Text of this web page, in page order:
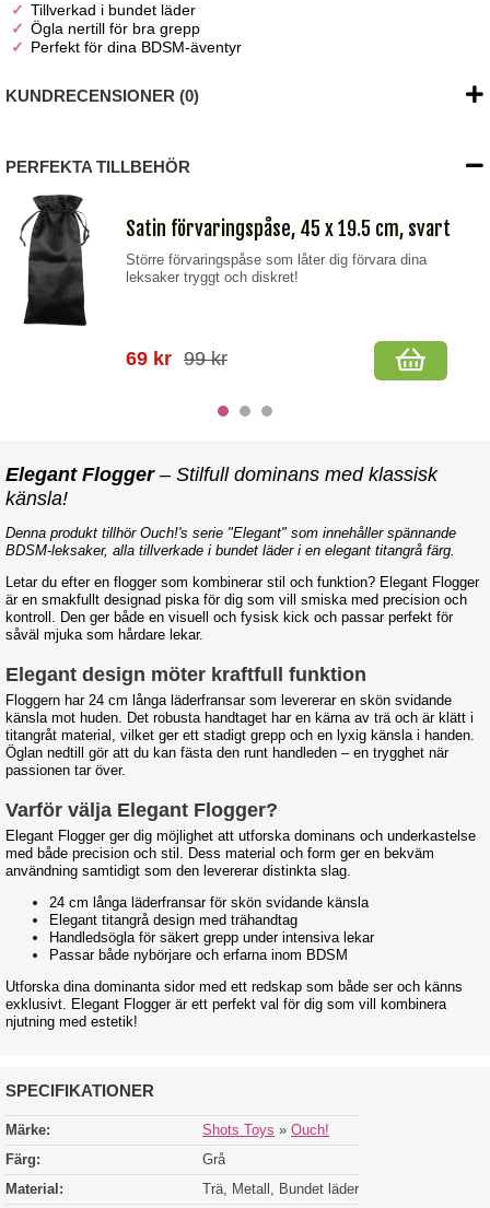
Tillverkad i bundet läder
Ögla nertill för bra grepp
Perfekt för dina BDSM-äventyr
KUNDRECENSIONER (0)
PERFEKTA TILLBEHÖR
Satin förvaringspåse, 45 x 19.5 cm, svart
Större förvaringspåse som låter dig förvara dina
leksaker tryggt och diskret!
69 kr 99 kr
Elegant Flogger– Stilfull dominans med klassisk
känsla!
Denna produkt tillhör Ouch!'s serie "Elegant" som innehåller spännande
BDSM-leksaker, alla tillverkade i bundet läder i en elegant titangrå färg.
Letar du efter en flogger som kombinerar stil och funktion? Elegant Flogger
är en smakfullt designad piska för dig som vill smiska med precision och
kontroll. Den ger både en visuell och fysisk kick och passar perfekt för
såväl mjuka som hårdare lekar.
Elegant design möter kraftfull funktion
Floggern har 24 cm långa läderfransar som levererar en skön svidande
känsla mot huden. Det robusta handtaget har en kärna av trä och är klätt i
titangråt material, vilket ger ett stadigt grepp och en lyxig känsla i handen.
Öglan nedtill gör att du kan fästa den runt handleden – en trygghet när
passionen tar över.
Varför välja Elegant Flogger?
Elegant Flogger ger dig möjlighet att utforska dominans och underkastelse
med både precision och stil. Dess material och form ger en bekväm
användning samtidigt som den levererar distinkta slag.
24 cm långa läderfransar för skön svidande känsla
Elegant titangrå design med trähandtag
Handledsögla för säkert grepp under intensiva lekar
Passar både nybörjare och erfarna inom BDSM
Utforska dina dominanta sidor med ett redskap som både ser och känns
exklusivt. Elegant Flogger är ett perfekt val för dig som vill kombinera
njutning med estetik!
SPECIFIKATIONER
Märke: Shots Toys » Ouch!
Färg:
Grå
Material:
Trä, Metall, Bundet läder